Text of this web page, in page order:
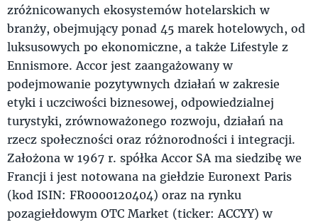
zróżnicowanych ekosystemów hotelarskich w
branży, obejmujący ponad 45 marek hotelowych, od
luksusowych po ekonomiczne, a także Lifestyle z
Ennismore. Accor jest zaangażowany w
podejmowanie pozytywnych działań w zakresie
etyki i uczciwości biznesowej, odpowiedzialnej
turystyki, zrównoważonego rozwoju, działań na
rzecz społeczności oraz różnorodności i integracji.
Założona w 1967 r. spółka Accor SA ma siedzibę we
Francji i jest notowana na giełdzie Euronext Paris
(kod ISIN: FR0000120404) oraz na rynku
pozagiełdowym OTC Market (ticker: ACCYY) w